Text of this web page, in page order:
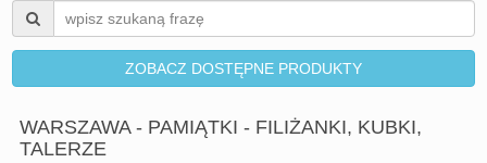
ZOBACZ DOSTĘPNE PRODUKTY
WARSZAWA - PAMIĄTKI - FILIŻANKI, KUBKI,
TALERZE